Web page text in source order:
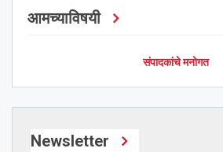
आमच्याविषयी
संपादकांचे मनोगत
Newsletter